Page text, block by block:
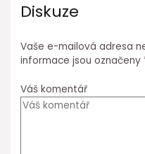
Diskuze
Vaše e-mailová adresa
informace jsou označeny
Váš komentář